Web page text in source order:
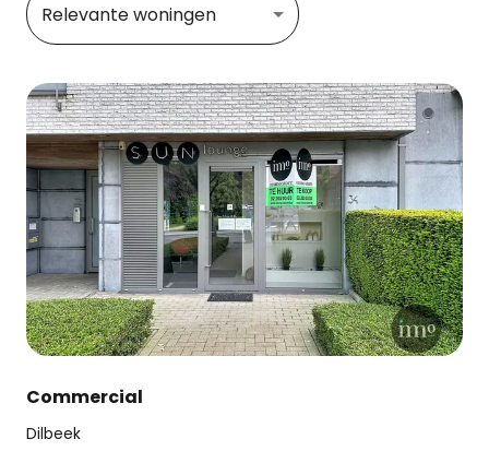
Relevante woningen
Commercial
Dilbeek